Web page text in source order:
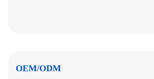
OEM/ODM